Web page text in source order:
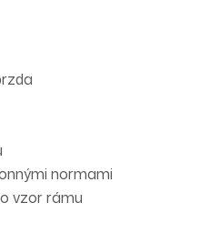
normami
vzor rámu